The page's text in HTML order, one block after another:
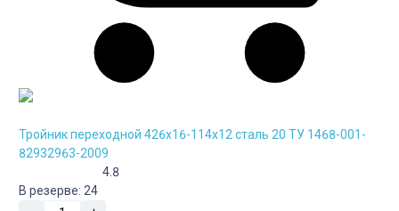
Тройник переходной 426х16-114х12 сталь 20 ТУ 1468-001-
82932963-2009
4.8
В резерве: 24